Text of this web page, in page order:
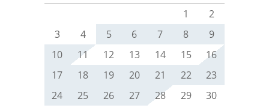
1
2
3
4 5 6 7 8
9
10
11 12 13 14 15
16
17
18 19 20 21 22
23
24
25 26 27 28 29
30